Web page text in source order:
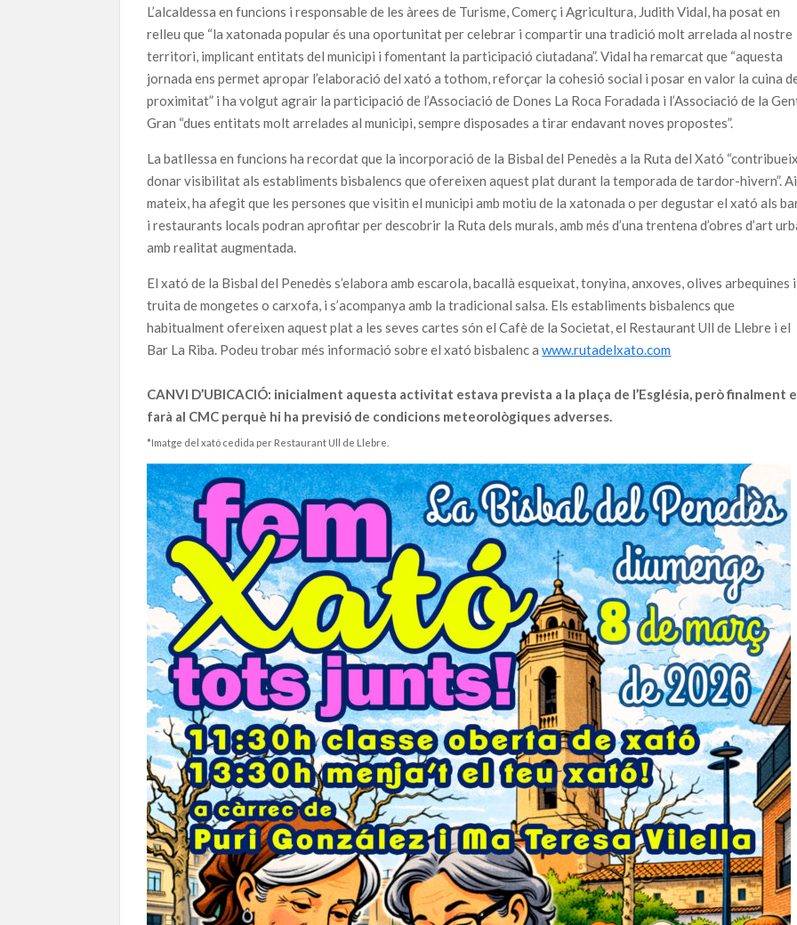
L’alcaldessa en funcions i responsable de les àrees de Turisme, Comerç i Agricultura, Judith Vidal, ha posat en
relleu que “la xatonada popular és una oportunitat per celebrar i compartir una tradició molt arrelada al nostre
territori, implicant entitats del municipi i fomentant la participació ciutadana”. Vidal ha remarcat que “aquesta
jornada ens permet apropar l’elaboració del xató a tothom, reforçar la cohesió social i posar en valor la cuina
proximitat” i ha volgut agrair la participació de l’Associació de Dones La Roca Foradada i l’Associació de la
Gran “dues entitats molt arrelades al municipi, sempre disposades a tirar endavant noves propostes”.
La batllessa en funcions ha recordat que la incorporació de la Bisbal del Penedès a la Ruta del Xató
donar visibilitat als establiments bisbalencs que ofereixen aquest plat durant la temporada de tardor-hivern”.
mateix, ha afegit que les persones que visitin el municipi amb motiu de la xatonada o per degustar el xató als
i restaurants locals podran aprofitar per descobrir la Ruta dels murals, amb més d’una trentena d’obres d’art
amb realitat augmentada.
El xató de la Bisbal del Penedès s’elabora amb escarola, bacallà esqueixat, tonyina, anxoves, olives arbequines i
truita de mongetes o carxofa, i s’acompanya amb la tradicional salsa. Els establiments bisbalencs que
habitualment ofereixen aquest plat a les seves cartes són el Cafè de la Societat, el Restaurant Ull de Llebre i el
Bar La Riba. Podeu trobar més informació sobre el xató bisbalenc awww.rutadelxato.com
CANVI D’UBICACIÓ: inicialment aquesta activitat estava prevista a la plaça de l’Església, però finalment
farà al CMC perquè hi ha previsió de condicions meteorològiques adverses.
*Imatge del xató cedida per Restaurant Ull de Llebre.